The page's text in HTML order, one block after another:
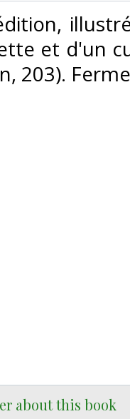
et d'un
203).
about this book